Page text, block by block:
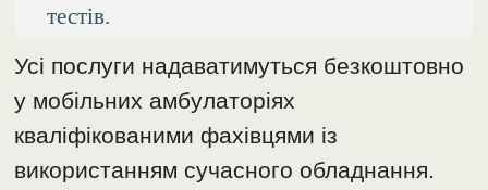
тестів.
Усі послуги надаватимуться безкоштовно
у мобільних амбулаторіях
кваліфікованими фахівцями із
використанням сучасного обладнання.